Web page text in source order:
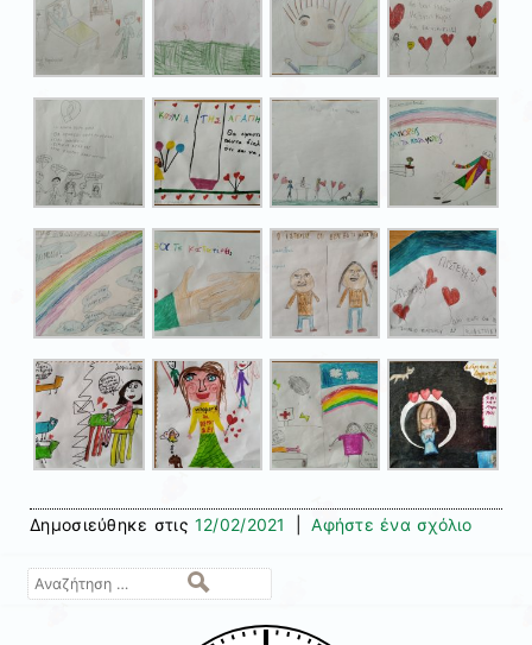
Δημοσιεύθηκε στις 12/02/2021 Αφήστε ένα σχόλιο
Αναζήτηση